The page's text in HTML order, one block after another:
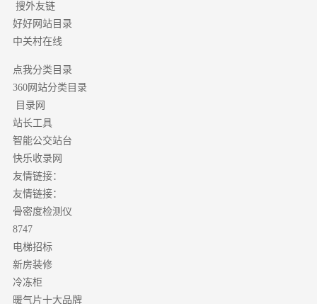
搜外友链
好好网站目录
中关村在线
点我分类目录
360网站分类目录
目录网
站长工具
智能公交站台
快乐收录网
友情链接：
友情链接：
骨密度检测仪
8747
电梯招标
新房装修
冷冻柜
暖气片十大品牌